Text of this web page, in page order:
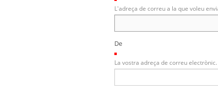
L'adreça de correu a la que voleu
De
La vostra adreça de correu electrònic.